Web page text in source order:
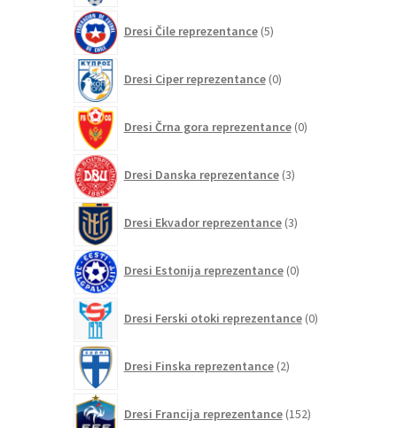
Dresi Čile reprezentance 5izdelkov
Dresi Ciper reprezentance 0izdelkov
Dresi Črna gora reprezentance 0izdelkov
Dresi Danska reprezentance 3izdelki
Dresi Ekvador reprezentance 3izdelki
Dresi Estonija reprezentance 0izdelkov
Dresi Ferski otoki reprezentance 0izdelkov
Dresi Finska reprezentance 2izdelka
Dresi Francija reprezentance 152izdelkov